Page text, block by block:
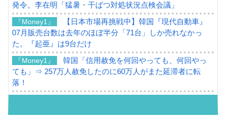
発令。李在明「猛暑・干ばつ対処状況点検会議」
『Money1』
【日本市場再挑戦中】韓国『現代自動車』
07月販売台数は去年のほぼ半分「71台」しか売れなかっ
た。『起亜』は9台だけ
『Money1』
韓国「信用赦免を何回やっても、何回やっ
ても」⇒ 257万人赦免したのに60万人がまた延滞者に転
落！